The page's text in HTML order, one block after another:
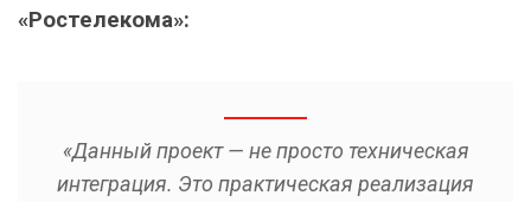
«Ростелекома»:
«Данный проект — не просто техническая
интеграция. Это практическая реализация